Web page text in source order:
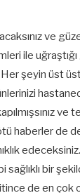
ve
ile
şeyin üst
ve
haberler de
bir
de en çok